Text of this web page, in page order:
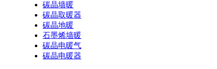
碳晶墙暖
碳晶取暖器
碳晶地暖
石墨烯墙暖
碳晶电暖气
碳晶电暖器